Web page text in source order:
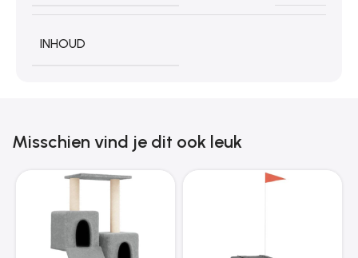
INHOUD
Misschien vind je dit ook leuk